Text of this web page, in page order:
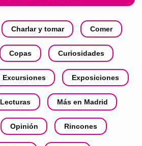
Charlar y tomar Comer
Copas Curiosidades
Excursiones Exposiciones
Lecturas Más en Madrid
Opinión Rincones